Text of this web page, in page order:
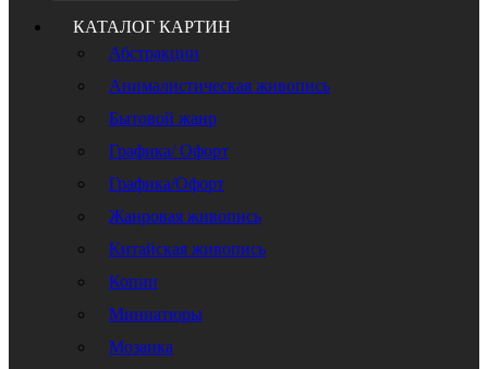
КАТАЛОГ КАРТИН
Абстракции
Анималистическая живопись
Бытовой жанр
Графика/ Офорт
Графика/Офорт
Жанровая живопись
Китайская живопись
Копии
Миниатюры
Мозаика